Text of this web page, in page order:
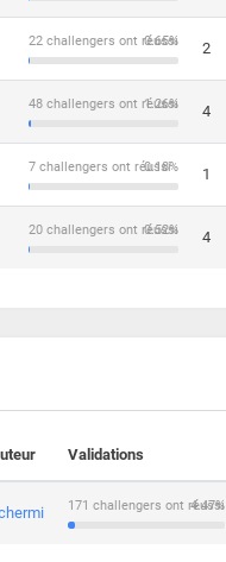
0.65%
22 challengers ont réussi 2
1.26%
48 challengers ont réussi 4
0.18%
7 challengers ont réussi 1
0.52%
20 challengers ont réussi 4
Validations
4.47%
171 challengers ont réussi